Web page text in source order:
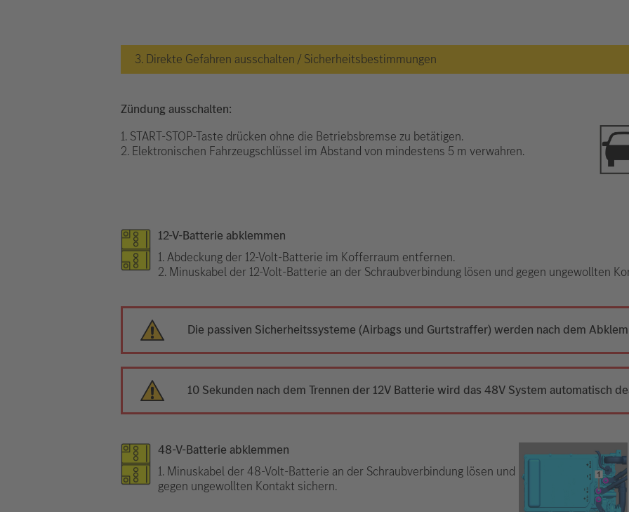
3. Direkte Gefahren ausschalten / Sicherheitsbestimmungen
Zündung ausschalten:
1. START-STOP-Taste drücken ohne die Betriebsbremse zu betätigen.
2. Elektronischen Fahrzeugschlüssel im Abstand von mindestens 5 m verwahren.
12-V-Batterie abklemmen
1. Abdeckung der 12-Volt-Batterie im Kofferraum entfernen.
2. Minuskabel der 12-Volt-Batterie an der Schraubverbindung lösen und gegen ungewollten
Die passiven Sicherheitssysteme (Airbags und Gurtstraffer) werden nach dem
10 Sekunden nach dem Trennen der 12V Batterie wird das 48V System automatisch
48-V-Batterie abklemmen
1. Minuskabel der 48-Volt-Batterie an der Schraubverbindung lösen und
gegen ungewollten Kontakt sichern.